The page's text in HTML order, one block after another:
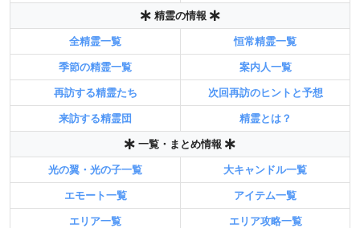
精霊の情報
全精霊一覧 恒常精霊一覧
季節の精霊一覧 案内人一覧
再訪する精霊たち 次回再訪のヒントと予想
来訪する精霊団 精霊とは？
一覧・まとめ情報
光の翼・光の子一覧 大キャンドル一覧
エモート一覧 アイテム一覧
エリア一覧 エリア攻略一覧